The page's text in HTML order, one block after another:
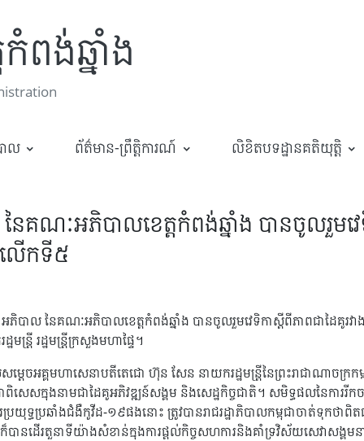
ពង់ឆ្នាំង
ាល ព័ត៌មាន-ព្រឹត្តិការណ៍ លិខិតបទដ្ឋានគតិយុត្តិ
គណៈអភិបាលខេត្តកំពង់ឆ្នាំង បានចូលរួមវេទិ
លើកទី៥
ភិបាល នៃគណៈអភិបាលខេត្តកំពង់ឆ្នាំង បានចូលរួមវេទិកាស្ដីពីភាពជាដៃគូរវ
ត្រី រដ្ឋមន្ត្រីក្រសួងមហាផ្ទៃ។
េចអគ្គមហាសេនាបតីតេជោ ហ៊ុន សែន នាយករដ្ឋមន្រ្តីនៃព្រះរាជាណាចក្រ
សក្នុងនាមជាដៃគូអភិវឌ្ឍន៍សង្គម និងសេដ្ឋកិច្ចជាតិ។ សមិទ្ធផលនៃការរីកច
រយុទ្ធប្រឆាំងជំងឺកូវីដ-១៩ផងនោះ ត្រូវបានរាជរដ្ឋាភិបាលកម្ពុជាចាត់ទុកថា
បានដើរតួនាទីយ៉ាងសំខាន់ក្នុងការផ្ដល់កិច្ចសហការនិងគាំទ្រវិស័យសេវាស